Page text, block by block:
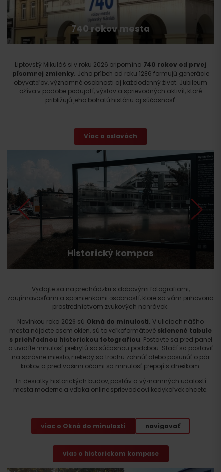
740 rokov mesta
Liptovský Mikuláš si v roku 2026 pripomína 740 rokov od prvej
písomnej zmienky. Jeho príbeh od roku 1286 formujú generácie
obyvateľov, významné osobnosti aj každodenný život. Jubileum
ožíva v podobe podujatí, výstav a sprievodných aktivít, ktoré
približujú jeho bohatú históriu aj súčasnosť.
Viac o oslavách
Historický kompas
Vydajte sa na prechádzku s dobovými fotografiami,
zaujímavosťami a spomienkami osobností, ktoré sa vám prihovoria
prostredníctvom zvukových nahrávok.
Novinkou roka 2026 sú Okná do minulosti. V uliciach nášho
mesta nájdete osem okien, sú to veľkoformátové sklenené tabule
s priehľadnou historickou fotografiou. Postavte sa pred panel
a uvidíte minulosť prekrytú so súčasnou podobou. Stačí sa postaviť
na správne miesto, niekedy sa trochu zohnúť alebo posunúť o pár
krokov a pred vašimi očami sa minulosť prepojí s dneškom.
Tri desiatky historických budov, postáv a významných udalostí
mesta moderne a vďaka online sprievodcovi kedykoľvek chcete.
viac o Okná do minulosti navigovať
viac o historickom kompase